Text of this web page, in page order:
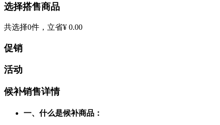
选择搭售商品
共选择0件，立省¥ 0.00
促销
活动
候补销售详情
一、什么是候补商品：